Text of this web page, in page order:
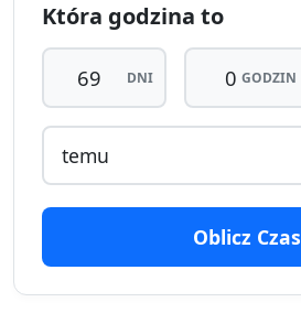
65 dni
temu
3.06.2026
dni
za
temu
2.06.2026
dni
za
temu
1.06.2026
67
dni
Która godzina to
DNI GODZIN
Oblicz Czas